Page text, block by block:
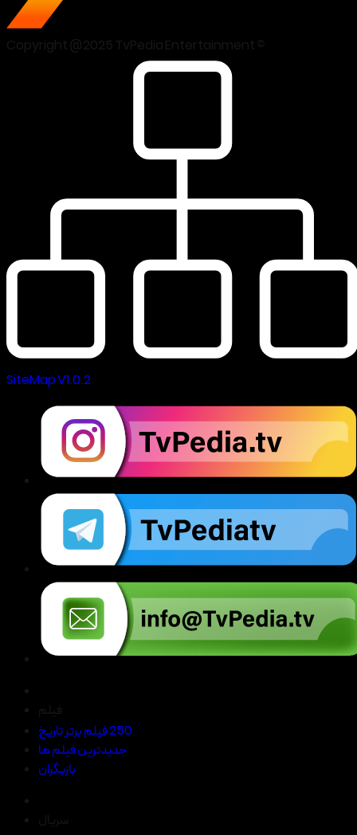
SiteMap V1.0.2
250 فیلم برتر تاریخ
جدیدترین فیلم ها
بازیگران